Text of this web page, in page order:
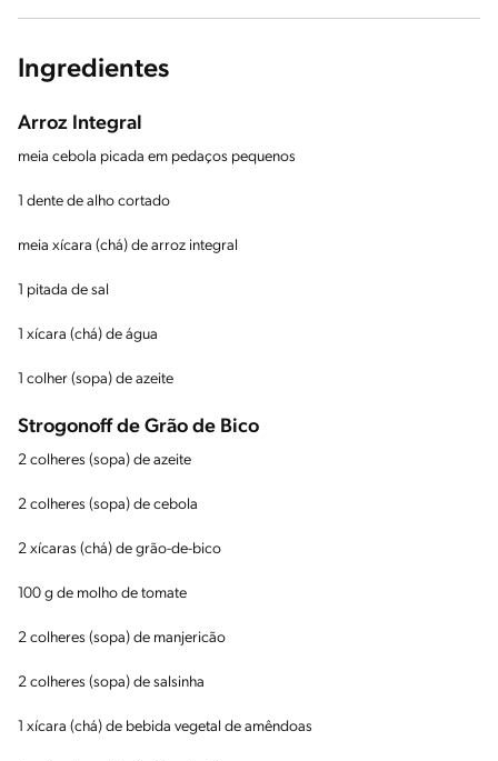
Ingredientes
Arroz Integral
meia cebola picada em pedaços pequenos
1 dente de alho cortado
meia xícara (chá) de arroz integral
1 pitada de sal
1 xícara (chá) de água
1 colher (sopa) de azeite
Strogonoff de Grão de Bico
2 colheres (sopa) de azeite
2 colheres (sopa) de cebola
2 xícaras (chá) de grão-de-bico
100 g de molho de tomate
2 colheres (sopa) de manjericão
2 colheres (sopa) de salsinha
1 xícara (chá) de bebida vegetal de amêndoas